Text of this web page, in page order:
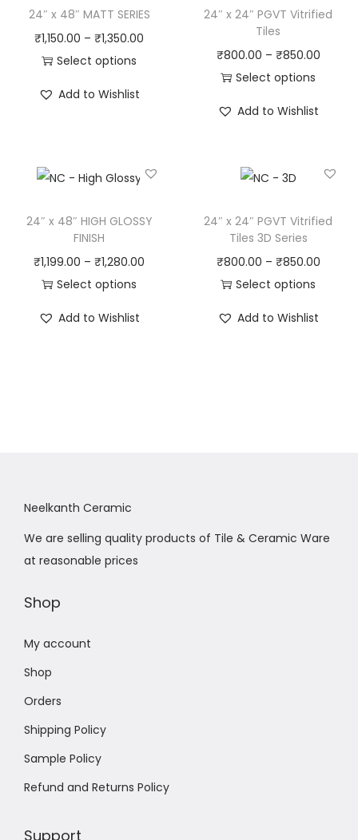
24″ x 48″ MATT SERIES
₹1,150.00 – ₹1,350.00
Select options
Add to Wishlist
24″ x 24″ PGVT Vitrified
Tiles
₹800.00 – ₹850.00
Select options
Add to Wishlist
24″ x 48″ HIGH GLOSSY
FINISH
₹1,199.00 – ₹1,280.00
Select options
Add to Wishlist
24″ x 24″ PGVT Vitrified
Tiles 3D Series
₹800.00 – ₹850.00
Select options
Add to Wishlist
Neelkanth Ceramic
We are selling quality products of Tile & Ceramic Ware
at reasonable prices
Shop
My account
Shop
Orders
Shipping Policy
Sample Policy
Refund and Returns Policy
Support